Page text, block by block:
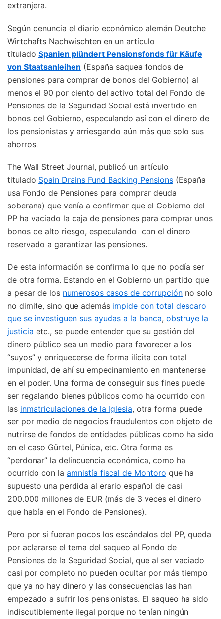
extranjera.
Según denuncia el diario económico alemán Deutche
Wirtchafts Nachwischten en un artículo
titulado Spanien plündert Pensionsfonds für Käufe
von Staatsanleihen (España saquea fondos de
pensiones para comprar de bonos del Gobierno) al
menos el 90 por ciento del activo total del Fondo de
Pensiones de la Seguridad Social está invertido en
bonos del Gobierno, especulando así con el dinero de
los pensionistas y arriesgando aún más que solo sus
ahorros.
The Wall Street Journal, publicó un artículo
titulado Spain Drains Fund Backing Pensions (España
usa Fondo de Pensiones para comprar deuda
soberana) que venía a confirmar que el Gobierno del
PP ha vaciado la caja de pensiones para comprar unos
bonos de alto riesgo, especulando con el dinero
reservado a garantizar las pensiones.
De esta información se confirma lo que no podía ser
de otra forma. Estando en el Gobierno un partido que
a pesar de los numerosos casos de corrupción no solo
no dimite, sino que además impide con total descaro
que se investiguen sus ayudas a la banca, obstruye la
justicia etc., se puede entender que su gestión del
dinero público sea un medio para favorecer a los
“suyos” y enriquecerse de forma ilícita con total
impunidad, de ahí su empecinamiento en mantenerse
en el poder. Una forma de conseguir sus fines puede
ser regalando bienes públicos como ha ocurrido con
las inmatriculaciones de la Iglesia, otra forma puede
ser por medio de negocios fraudulentos con objeto de
nutrirse de fondos de entidades públicas como ha sido
en el caso Gürtel, Púnica, etc. Otra forma es
“perdonar” la delincuencia económica, como ha
ocurrido con la amnistía fiscal de Montoro que ha
supuesto una perdida al erario español de casi
200.000 millones de EUR (más de 3 veces el dinero
que había en el Fondo de Pensiones).
Pero por si fueran pocos los escándalos del PP, queda
por aclararse el tema del saqueo al Fondo de
Pensiones de la Seguridad Social, que al ser vaciado
casi por completo no pueden ocultar por más tiempo
que ya no hay dinero y las consecuencias las han
empezado a sufrir los pensionistas. El saqueo ha sido
indiscutiblemente ilegal porque no tenían ningún